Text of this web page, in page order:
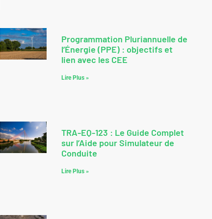
Programmation Pluriannuelle de
l’Énergie (PPE) : objectifs et
lien avec les CEE
Lire Plus »
TRA-EQ-123 : Le Guide Complet
sur l’Aide pour Simulateur de
Conduite
Lire Plus »